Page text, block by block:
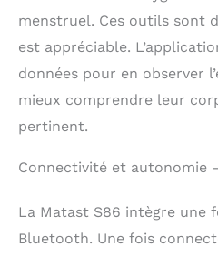
menstruel. Ces outils sont
est appréciable.
données pour en observer
mieux comprendre leur
pertinent.
Connectivité et autonomie
La Matast S86 intègre une
Bluetooth. Une fois